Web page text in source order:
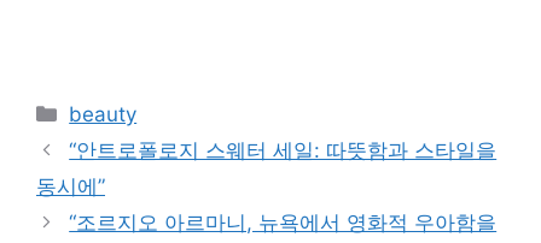
Categories
beauty
“안트로폴로지 스웨터 세일: 따뜻함과 스타일을
동시에”
“조르지오 아르마니, 뉴욕에서 영화적 우아함을